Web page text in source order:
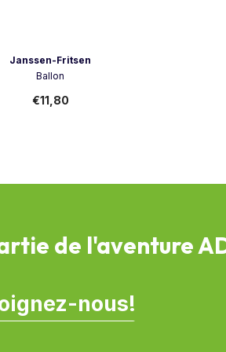
Janssen-Fritsen
Ballon
€11,80
de l'aventure
nous!